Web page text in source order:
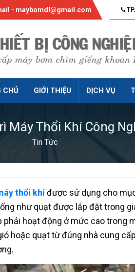
- maybomdl@gmail.com
CHỦ GIỚI THIỆU DỊCH VỤ
Máy Thổi Khí Công
Tin Tức
thổi khíđược sử dụng cho
như quạt được lắp đặt trong
phải hoạt động ở mức cao trong
hoặc quạt từ đúng nhà cung